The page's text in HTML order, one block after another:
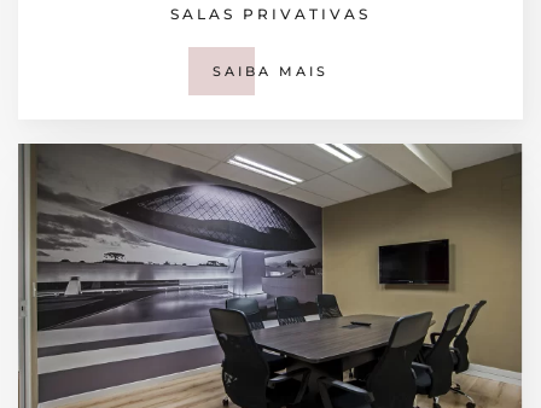
SALAS PRIVATIVAS
SAIBA MAIS